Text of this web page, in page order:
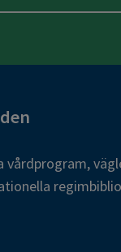
vårdprogram,